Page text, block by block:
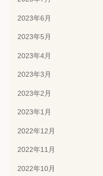
2023年6月
2023年5月
2023年4月
2023年3月
2023年2月
2023年1月
2022年12月
2022年11月
2022年10月